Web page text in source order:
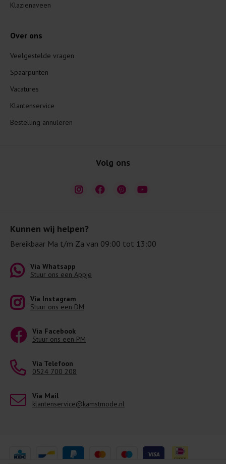
Kunnen wij helpen?
Bereikbaar Ma t/m Za van 09:00 tot 13:00
Via Whatsapp
Stuur ons een Appje
Via Instagram
Stuur ons een DM
Via Facebook
Stuur ons een PM
Via Telefoon
0524 700 208
Via Mail
klantenservice@kamstmode.nl
Klazienaveen
Over ons
Veelgestelde vragen
Spaarpunten
Vacatures
Klantenservice
Bestelling annuleren
Volg ons